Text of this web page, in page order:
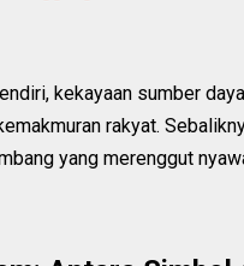
kekayaan sumber
rakyat.
yang merenggut